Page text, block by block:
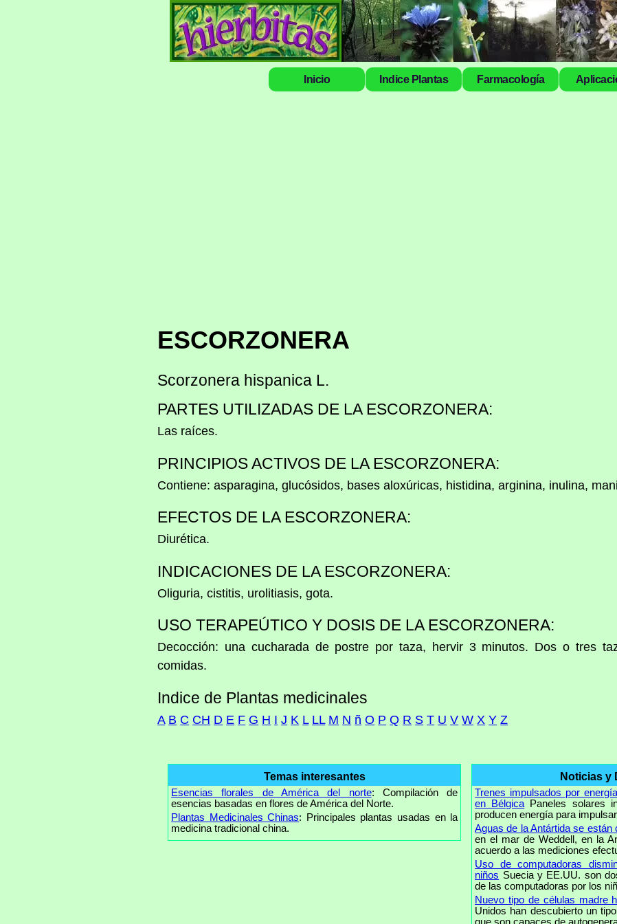
Inicio Indice Plantas Farmacología
ESCORZONERA
Scorzonera hispanica L.
PARTES UTILIZADAS DE LA ESCORZONERA:
Las raíces.
PRINCIPIOS ACTIVOS DE LA ESCORZONERA:
Contiene: asparagina, glucósidos, bases aloxúricas, histidina, arginina, inulina,
EFECTOS DE LA ESCORZONERA:
Diurética.
INDICACIONES DE LA ESCORZONERA:
Oliguria, cistitis, urolitiasis, gota.
USO TERAPEÚTICO Y DOSIS DE LA ESCORZONERA:
Decocción: una cucharada de postre por taza, hervir 3 minutos. Dos o tres
comidas.
Indice de Plantas medicinales
A B C CH D E F G H I J K L LL M N ñ O P Q R S T U V W X Y Z
Temas interesantes
Esencias florales de América del norte: Compilación de
esencias basadas en flores de América del Norte.
Plantas Medicinales Chinas: Principales plantas usadas en la
medicina tradicional china.
Noticias y
Trenes impulsados por
en Bélgica Paneles solares
producen energía para
Aguas de la Antártida se están
en el mar de Weddell, en la
acuerdo a las mediciones
Uso de computadoras
niños Suecia y EE.UU. son
de las computadoras por los
Nuevo tipo de células madre
Unidos han descubierto un
que son capaces de